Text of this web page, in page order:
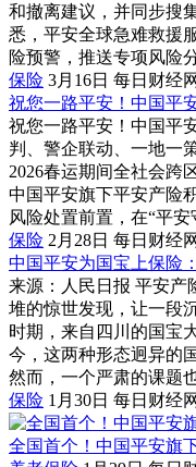
和撤离建议，并同步搜
悉，平安全球急难救援
险预警，推送专项风险
保险 3月16日 每日财经网
祝您一路平安！中国平
祝您一路平安！中国平
判、警企联动、一地一
2026春运期间全社会跨
中国平安旗下平安产险
风险处置前置，在“平安
保险 2月28日 每日财经网
中国平安为国宝上保险
来源：人民日报 平安产
堆的惊世发现，让一段
时期，来自四川的国宝
今，这两种形态迥异的
然而，一个严肃的课题
保险 1月30日 每日财经网
全国首个！中国平安旗